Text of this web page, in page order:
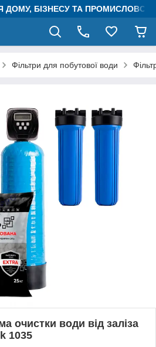
ДОМУ, БІЗНЕСУ ТА
Фільтри для побутової води
очистки води від заліза
1035